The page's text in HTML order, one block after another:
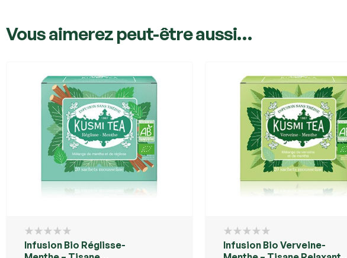
Vous aimerez peut-être aussi…
Infusion Bio Réglisse-
Infusion Bio Verveine-